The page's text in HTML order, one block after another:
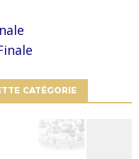
CATÉGORIE